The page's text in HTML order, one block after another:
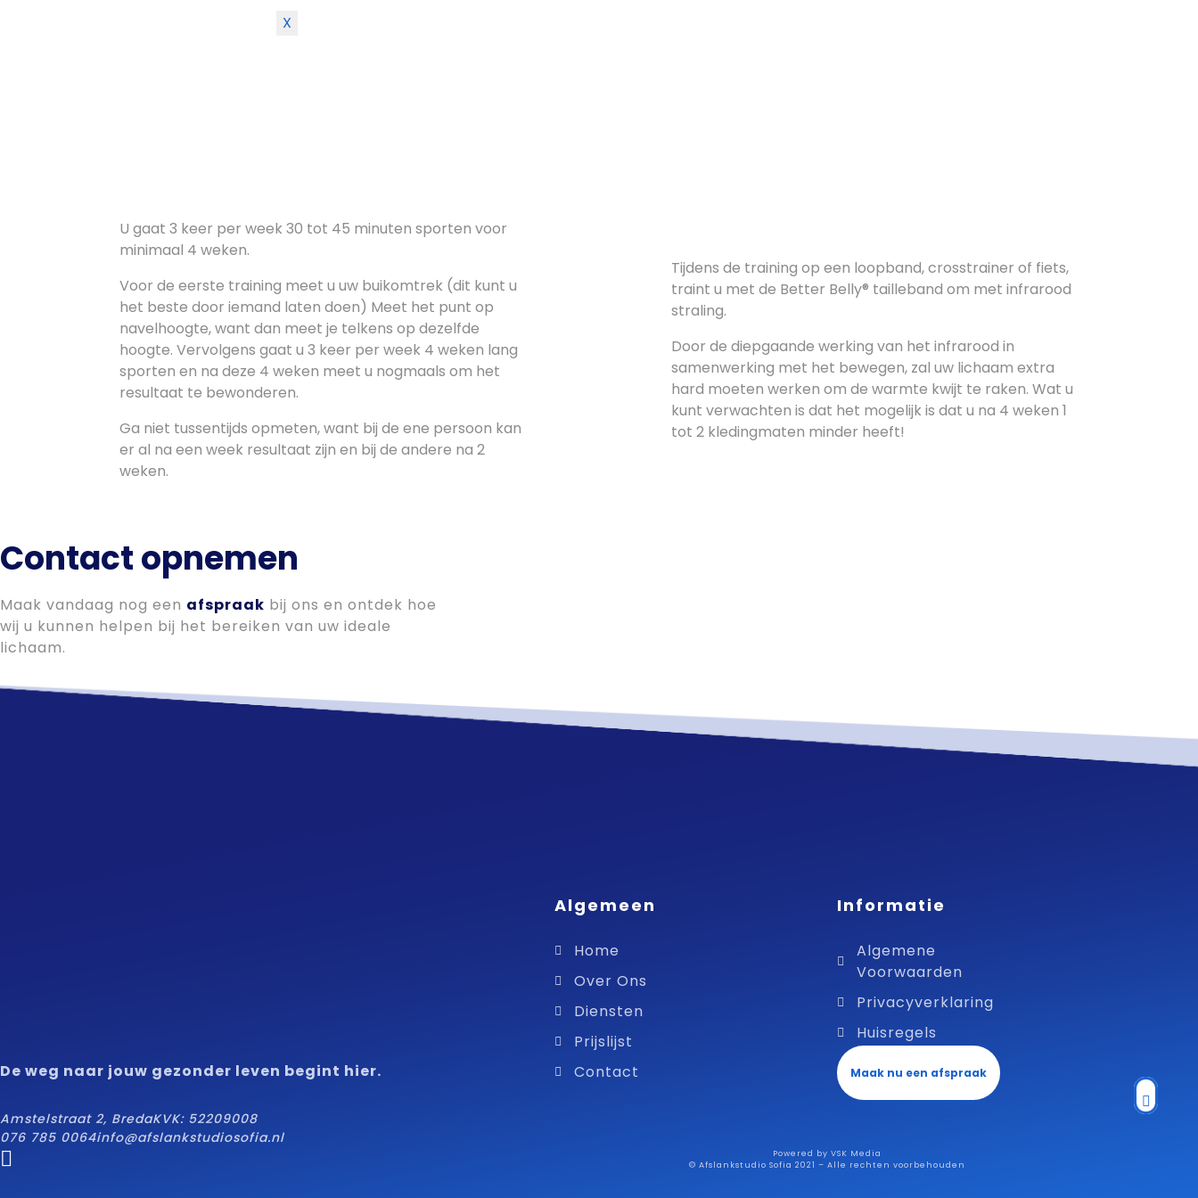
X
U gaat 3 keer per week 30 tot 45 minuten sporten voor
minimaal 4 weken.
Voor de eerste training meet u uw buikomtrek (dit kunt u
het beste door iemand laten doen) Meet het punt op
navelhoogte, want dan meet je telkens op dezelfde
hoogte. Vervolgens gaat u 3 keer per week 4 weken lang
sporten en na deze 4 weken meet u nogmaals om het
resultaat te bewonderen.
Ga niet tussentijds opmeten, want bij de ene persoon kan
er al na een week resultaat zijn en bij de andere na 2
weken.
Tijdens de training op een loopband, crosstrainer of fiets,
traint u met de Better Belly® tailleband om met infrarood
straling.
Door de diepgaande werking van het infrarood in
samenwerking met het bewegen, zal uw lichaam extra
hard moeten werken om de warmte kwijt te raken. Wat u
kunt verwachten is dat het mogelijk is dat u na 4 weken 1
tot 2 kledingmaten minder heeft!
Contact opnemen
Maak vandaag nog een afspraak bij ons en ontdek hoe
wij u kunnen helpen bij het bereiken van uw ideale
lichaam.
De weg naar jouw gezonder leven begint hier.
Amstelstraat 2, BredaKVK: 52209008
076 785 0064info@afslankstudiosofia.nl
Algemeen
Home
Over Ons
Diensten
Prijslijst
Contact
Informatie
Algemene
Voorwaarden
Privacyverklaring
Huisregels
Maak nu een afspraak
Powered by VSK Media
© Afslankstudio Sofia 2021 – Alle rechten voorbehouden